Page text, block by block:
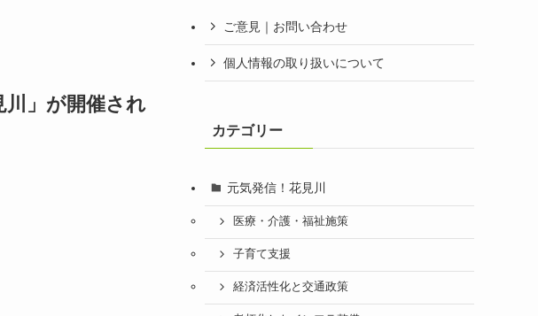
川」が開催され
ご意見｜お問い合わせ
個人情報の取り扱いについて
カテゴリー
元気発信！花見川
医療・介護・福祉施策
子育て支援
経済活性化と交通政策